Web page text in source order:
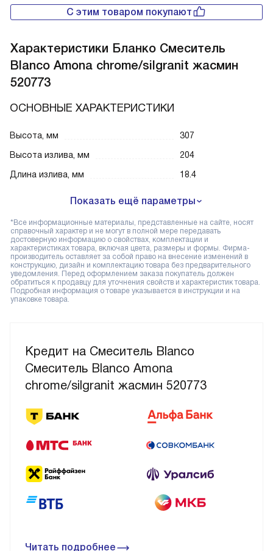
Кредит на Смеситель Blanco
Смеситель Blanco Amona
chrome/silgranit жасмин 520773
Читать подробнее
С этим товаром покупают
Характеристики Бланко Смеситель
Blanco Amona chrome/silgranit жасмин
520773
ОСНОВНЫЕ ХАРАКТЕРИСТИКИ
Высота, мм
307
Высота излива, мм
204
Длина излива, мм
18.4
Показать ещё параметры
*Все информационные материалы, представленные на сайте, носят
справочный характер и не могут в полной мере передавать
достоверную информацию о свойствах, комплектации и
характеристиках товара, включая цвета, размеры и формы. Фирма-
производитель оставляет за собой право на внесение изменений в
конструкцию, дизайн и комплектацию товара без предварительного
уведомления. Перед оформлением заказа покупатель должен
обратиться к продавцу для уточнения свойств и характеристик товара.
Подробная информация о товаре указывается в инструкции и на
упаковке товара.